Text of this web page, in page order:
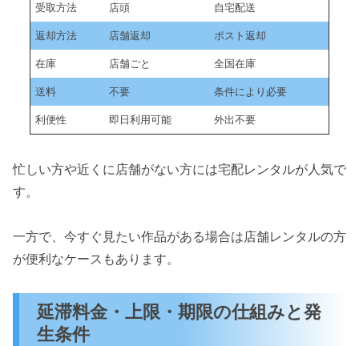
受取方法 店頭 自宅配送
返却方法 店舗返却 ポスト返却
在庫 店舗ごと 全国在庫
送料 不要 条件により必要
利便性 即日利用可能 外出不要
忙しい方や近くに店舗がない方には宅配レンタルが人気で
す。
一方で、今すぐ見たい作品がある場合は店舗レンタルの方
が便利なケースもあります。
延滞料金・上限・期限の仕組みと発
生条件